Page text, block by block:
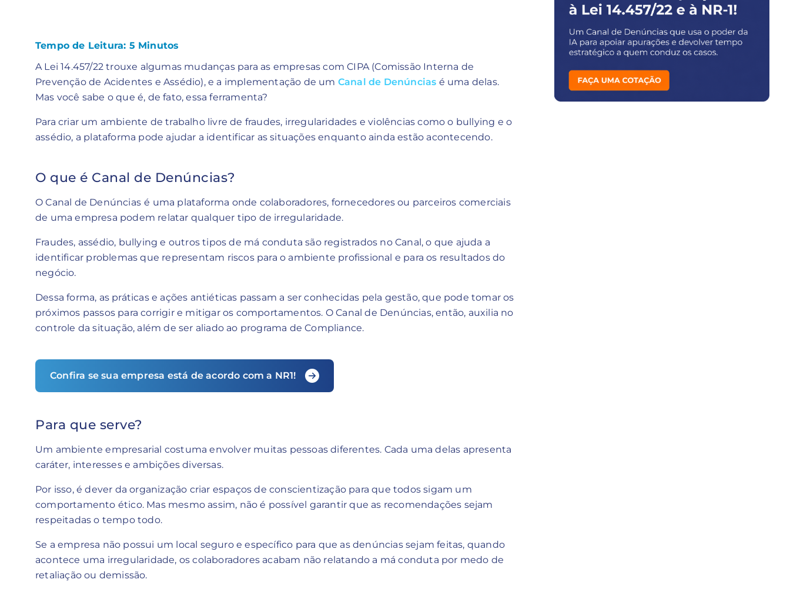
Tempo de Leitura: 5 Minutos
A Lei 14.457/22 trouxe algumas mudanças para as empresas com CIPA (Comissão Interna de
Prevenção de Acidentes e Assédio), e a implementação de um Canal de Denúncias é uma delas.
Mas você sabe o que é, de fato, essa ferramenta?
Para criar um ambiente de trabalho livre de fraudes, irregularidades e violências como o bullying e o
assédio, a plataforma pode ajudar a identificar as situações enquanto ainda estão acontecendo.
O que é Canal de Denúncias?
O Canal de Denúncias é uma plataforma onde colaboradores, fornecedores ou parceiros comerciais
de uma empresa podem relatar qualquer tipo de irregularidade.
Fraudes, assédio, bullying e outros tipos de má conduta são registrados no Canal, o que ajuda a
identificar problemas que representam riscos para o ambiente profissional e para os resultados do
negócio.
Dessa forma, as práticas e ações antiéticas passam a ser conhecidas pela gestão, que pode tomar os
próximos passos para corrigir e mitigar os comportamentos. O Canal de Denúncias, então, auxilia no
controle da situação, além de ser aliado ao programa de Compliance.
Confira se sua empresa está de acordo com a NR1!
Para que serve?
Um ambiente empresarial costuma envolver muitas pessoas diferentes. Cada uma delas apresenta
caráter, interesses e ambições diversas.
Por isso, é dever da organização criar espaços de conscientização para que todos sigam um
comportamento ético. Mas mesmo assim, não é possível garantir que as recomendações sejam
respeitadas o tempo todo.
Se a empresa não possui um local seguro e específico para que as denúncias sejam feitas, quando
acontece uma irregularidade, os colaboradores acabam não relatando a má conduta por medo de
retaliação ou demissão.